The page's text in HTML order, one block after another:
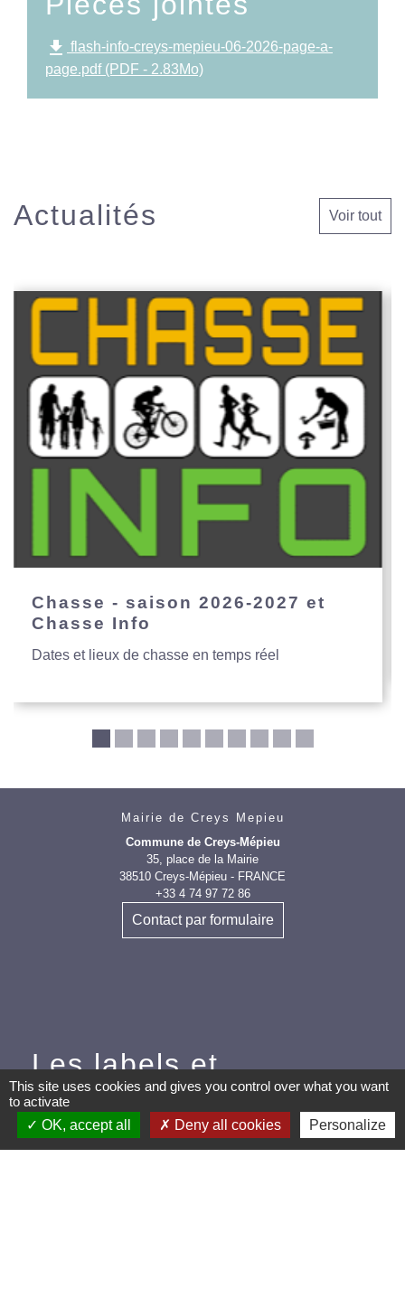
file_download flash-info-creys-mepieu-06-2026-page-a-
page.pdf (PDF - 2.83Mo)
Actualités Voir tout
Chasse - saison 2026-2027 et
Chasse Info
Dates et lieux de chasse en temps réel
Mairie de Creys Mepieu
Commune de Creys-Mépieu
35, place de la Mairie
38510 Creys-Mépieu - FRANCE
+33 4 74 97 72 86
Contact par formulaire
Les labels et
applications
PanneauPocket (Téléchargez
This site uses cookies and gives you control over what you want
to activate
OK, accept all
Deny all cookies Personalize